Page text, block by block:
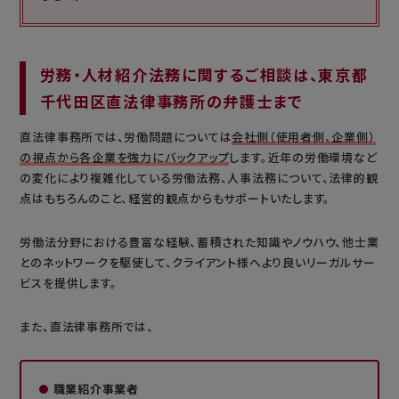
労務・人材紹介法務に関するご相談は、東京都
千代田区直法律事務所の弁護士まで
直法律事務所では、労働問題については会社側（使用者側、企業側）
の視点から各企業を強力にバックアップします。近年の労働環境など
の変化により複雑化している労働法務、人事法務について、法律的観
点はもちろんのこと、経営的観点からもサポートいたします。
労働法分野における豊富な経験、蓄積された知識やノウハウ、他士業
とのネットワークを駆使して、クライアント様へより良いリーガルサー
ビスを提供します。
また、直法律事務所では、
職業紹介事業者